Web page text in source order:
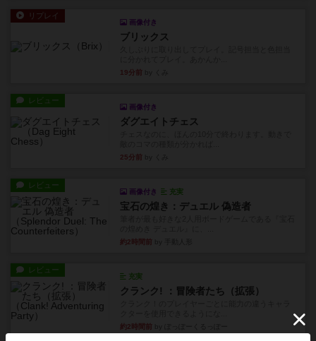
リプレイ
画像付き
ブリックス
19分前
レビュー
画像付き
ダグエイトチェス
25分前
レビュー
画像付き 充実
宝石の煌き：デュエル 偽造者
約2時間前
レビュー
充実
クランク! ：冒険者たち（拡張）
約2時間前